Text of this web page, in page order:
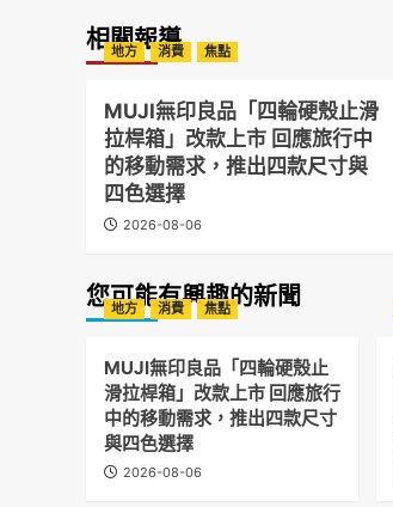
相關報導
地方 消費 焦點
MUJI無印良品「四輪硬殼止滑
拉桿箱」改款上市 回應旅行中
的移動需求，推出四款尺寸與
四色選擇
2026-08-06
您可能有興趣的新聞
地方 消費 焦點
MUJI無印良品「四輪硬殼止
滑拉桿箱」改款上市 回應旅行
中的移動需求，推出四款尺寸
與四色選擇
2026-08-06